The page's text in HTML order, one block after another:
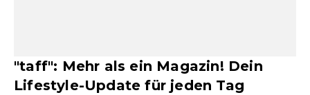
"taff": Mehr als ein Magazin! Dein
Lifestyle-Update für jeden Tag